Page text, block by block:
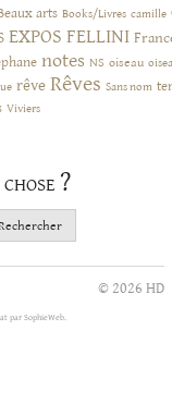
arts Books/Livres camille
EXPOS FELLINI
notes NS oiseau
rêve Rêves Sans nom
Viviers
?
© 2026 HD
par SophieWeb.